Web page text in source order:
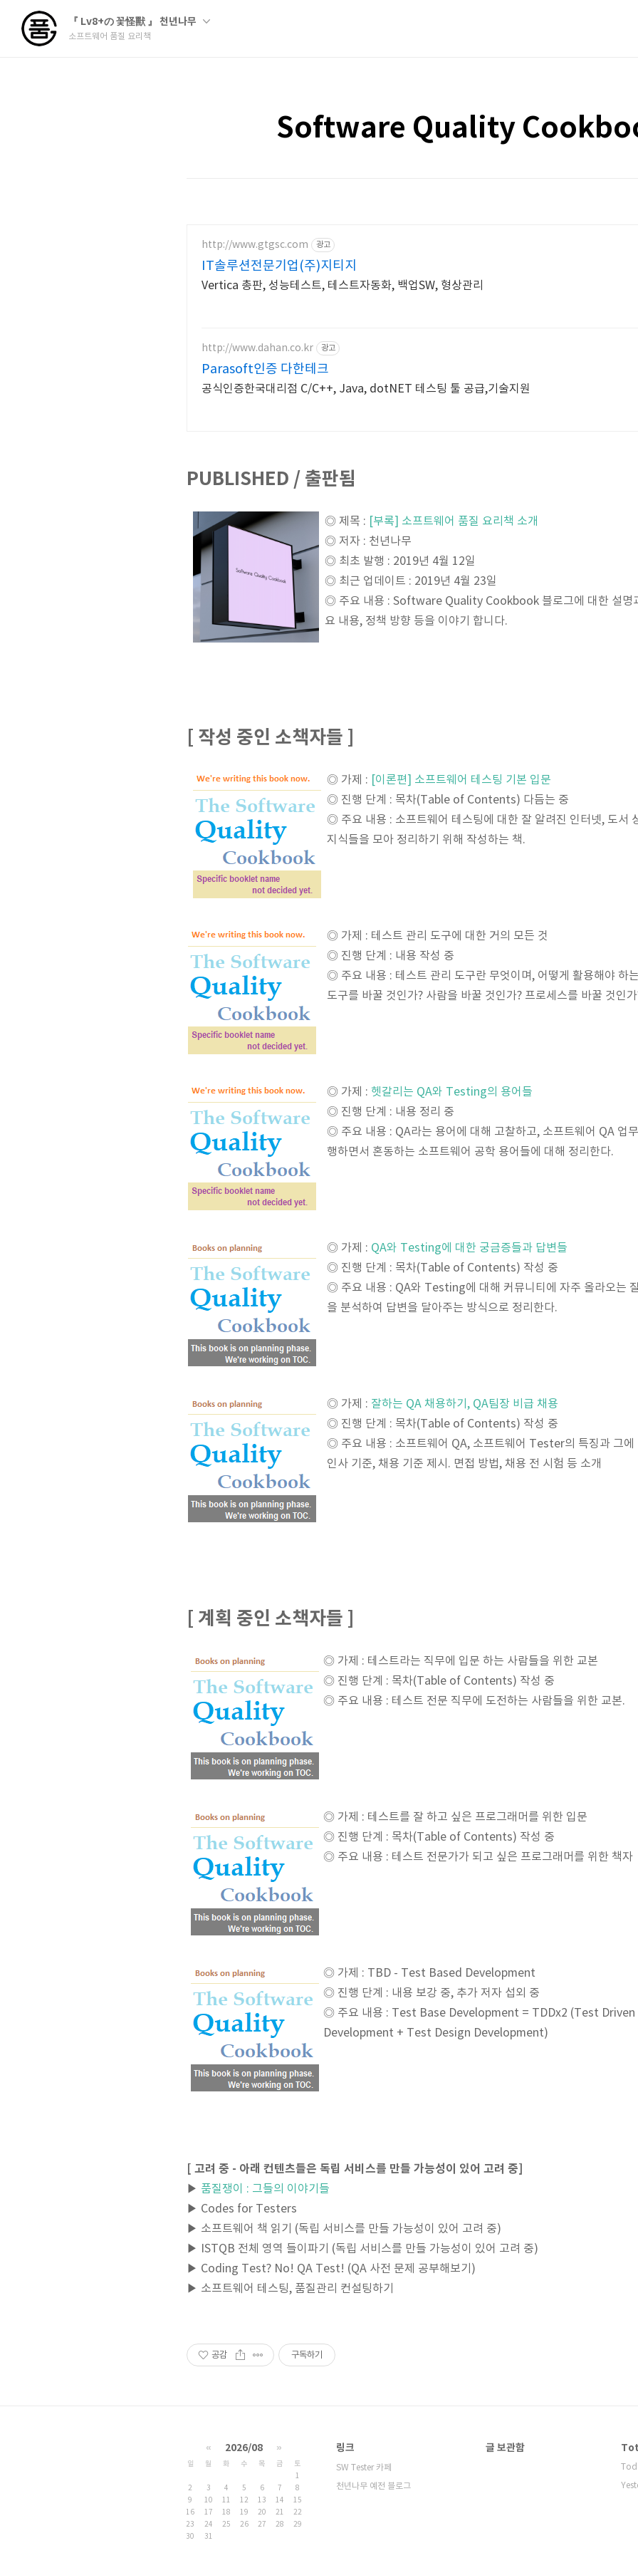
『 Lv8+の 꽃怪獸 』 천년나무
소프트웨어 품질 요리책
Software Quality
http://www.gtgsc.com 광고
IT솔루션전문기업(주)지티지
Vertica 총판, 성능테스트, 테스트자동화, 백업SW, 형상관리
http://www.dahan.co.kr 광고
Parasoft인증 다한테크
공식인증한국대리점 C/C++, Java, dotNET 테스팅 툴 공급,기술지원
PUBLISHED / 출판됨
◎ 제목 : [부록] 소프트웨어 품질 요리책 소개
◎ 저자 : 천년나무
◎ 최초 발행 : 2019년 4월 12일
◎ 최근 업데이트 : 2019년 4월 23일
◎ 주요 내용 : Software Quality Cookbook 블로그에 대한 설명
요 내용, 정책 방향 등을 이야기 합니다.
[ 작성 중인 소책자들 ]
◎ 가제 : [이론편] 소프트웨어 테스팅 기본 입문
◎ 진행 단계 : 목차(Table of Contents) 다듬는 중
◎ 주요 내용 : 소프트웨어 테스팅에 대한 잘 알려진 인터넷, 도서
지식들을 모아 정리하기 위해 작성하는 책.
◎ 가제 : 테스트 관리 도구에 대한 거의 모든 것
◎ 진행 단계 : 내용 작성 중
◎ 주요 내용 : 테스트 관리 도구란 무엇이며, 어떻게 활용해야 하
도구를 바꿀 것인가? 사람을 바꿀 것인가? 프로세스를 바꿀 것인
◎ 가제 : 헷갈리는 QA와 Testing의 용어들
◎ 진행 단계 : 내용 정리 중
◎ 주요 내용 : QA라는 용어에 대해 고찰하고, 소프트웨어 QA 업
행하면서 혼동하는 소프트웨어 공학 용어들에 대해 정리한다.
◎ 가제 : QA와 Testing에 대한 궁금증들과 답변들
◎ 진행 단계 : 목차(Table of Contents) 작성 중
◎ 주요 내용 : QA와 Testing에 대해 커뮤니티에 자주 올라오는
을 분석하여 답변을 달아주는 방식으로 정리한다.
◎ 가제 : 잘하는 QA 채용하기, QA팀장 비급 채용
◎ 진행 단계 : 목차(Table of Contents) 작성 중
◎ 주요 내용 : 소프트웨어 QA, 소프트웨어 Tester의 특징과 그에
인사 기준, 채용 기준 제시. 면접 방법, 채용 전 시험 등 소개
[ 계획 중인 소책자들 ]
◎ 가제 : 테스트라는 직무에 입문 하는 사람들을 위한 교본
◎ 진행 단계 : 목차(Table of Contents) 작성 중
◎ 주요 내용 : 테스트 전문 직무에 도전하는 사람들을 위한 교본.
◎ 가제 : 테스트를 잘 하고 싶은 프로그래머를 위한 입문
◎ 진행 단계 : 목차(Table of Contents) 작성 중
◎ 주요 내용 : 테스트 전문가가 되고 싶은 프로그래머를 위한 책자
◎ 가제 : TBD - Test Based Development
◎ 진행 단계 : 내용 보강 중, 추가 저자 섭외 중
◎ 주요 내용 : Test Base Development = TDDx2 (Test Driven
Development + Test Design Development)
[ 고려 중 - 아래 컨텐츠들은 독립 서비스를 만들 가능성이 있어 고려 중]
▶ 품질쟁이 : 그들의 이야기들
▶ Codes for Testers
▶ 소프트웨어 책 읽기 (독립 서비스를 만들 가능성이 있어 고려 중)
▶ ISTQB 전체 영역 들이파기 (독립 서비스를 만들 가능성이 있어 고려 중)
▶ Coding Test? No! QA Test! (QA 사전 문제 공부해보기)
▶ 소프트웨어 테스팅, 품질관리 컨설팅하기
공감 구독하기
« 2026/08 »
일 월 화 수 목 금
토
1
2
3 4 5 6 7
8
9
10 11 12 13 14
15
16
17 18 19 20 21
22
23
24 25 26 27 28
29
30
31
링크
SW Tester 카페
천년나무 예전 블로그
글 보관함